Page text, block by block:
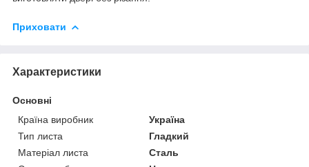
Приховати
Характеристики
Основні
Країна виробник
Україна
Тип листа
Гладкий
Матеріал листа
Сталь